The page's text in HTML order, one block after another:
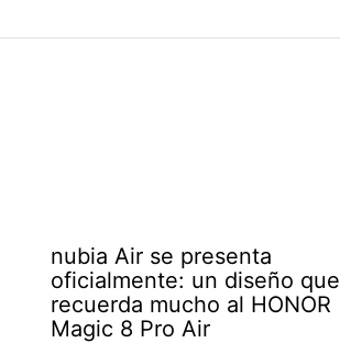
nubia Air se presenta
oficialmente: un diseño que
recuerda mucho al HONOR
Magic 8 Pro Air